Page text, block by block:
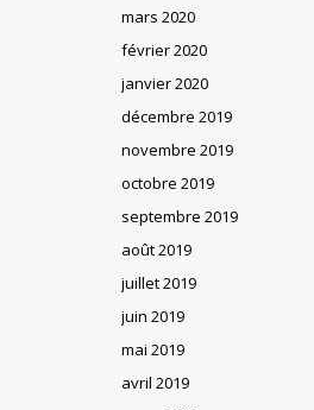
mars 2020
février 2020
janvier 2020
décembre 2019
novembre 2019
octobre 2019
septembre 2019
août 2019
juillet 2019
juin 2019
mai 2019
avril 2019